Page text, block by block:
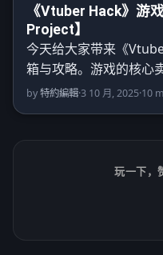
《Vtuber Hack》游
Project】
今天给大家带来《
箱与攻略。游戏的核心
by特約編輯·3 10 月, 2025·10
玩一下，